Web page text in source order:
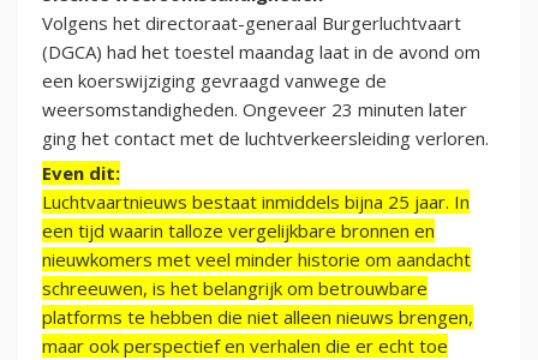
Volgens het directoraat-generaal Burgerluchtvaart
(DGCA) had het toestel maandag laat in de avond om
een koerswijziging gevraagd vanwege de
weersomstandigheden. Ongeveer 23 minuten later
ging het contact met de luchtverkeersleiding verloren.
Even dit:
Luchtvaartnieuws bestaat inmiddels bijna 25 jaar. In
een tijd waarin talloze vergelijkbare bronnen en
nieuwkomers met veel minder historie om aandacht
schreeuwen, is het belangrijk om betrouwbare
platforms te hebben die niet alleen nieuws brengen,
maar ook perspectief en verhalen die er echt toe